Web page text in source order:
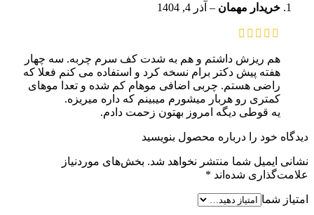
خریدار مهمان – آذر 4, 1404
هم ریزش داشتم و هم به شدت کف سرم چربه. سه چهار
هفته پیش دکتر برام نسخه کرد و استفاده می کنم فعلا که
راضی هستم. چربی اضافی موهام کم شده و تعدا موهای
کمتری رو هربار میشورم میبینم که داره میریزه.
یه قوطی دیگه امروز بهتون زحمت دادم.
دیدگاه خود را درباره محصول بنویسید
نشانی ایمیل شما منتشر نخواهد شد. بخش‌های موردنیاز
علامت‌گذاری شده‌اند *
امتیاز شما